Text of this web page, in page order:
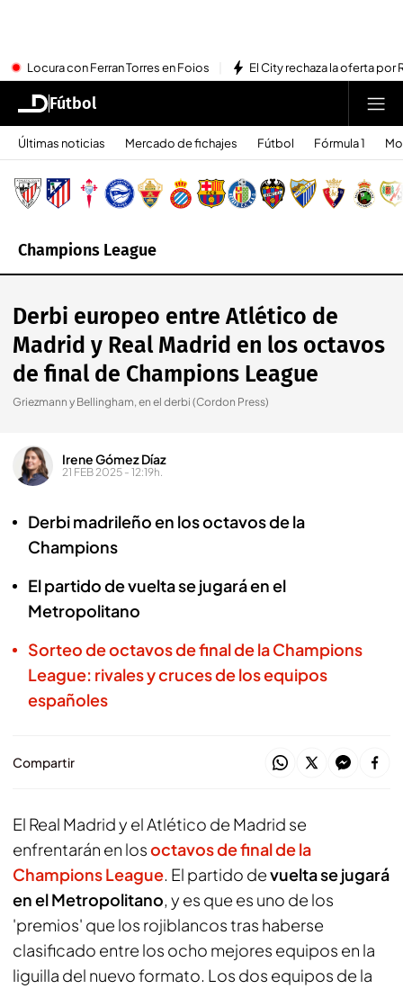
Locura con Ferran Torres en Foios El City rechaza la oferta por
Fútbol
Últimas noticias Mercado de fichajes Fútbol Fórmula 1
Champions League
Derbi europeo entre Atlético de
Madrid y Real Madrid en los octavos
de final de Champions League
Griezmann y Bellingham, en el derbi (Cordon Press)
Irene Gómez Díaz
21 FEB 2025 - 12:19h.
Derbi madrileño en los octavos de la
Champions
El partido de vuelta se jugará en el
Metropolitano
Sorteo de octavos de final de la Champions
League: rivales y cruces de los equipos
españoles
Compartir
El Real Madrid y el Atlético de Madrid se
enfrentarán en losoctavos de final de la
Champions League. El partido devuelta se jugará
en el Metropolitano, y es que es uno de los
'premios' que los rojiblancos tras haberse
clasificado entre los ocho mejores equipos en la
liguilla del nuevo formato. Los dos equipos de la